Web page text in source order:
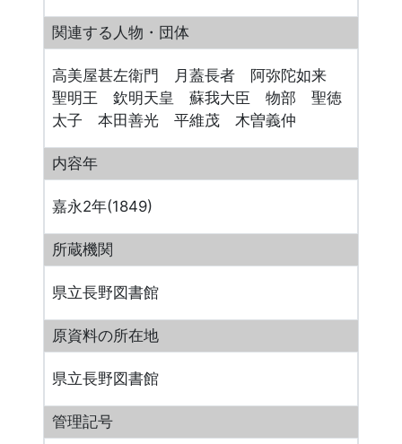
関連する人物・団体
高美屋甚左衛門 月蓋長者 阿弥陀如来
聖明王 欽明天皇 蘇我大臣 物部 聖徳
太子 本田善光 平維茂 木曽義仲
内容年
嘉永2年(1849)
所蔵機関
県立長野図書館
原資料の所在地
県立長野図書館
管理記号